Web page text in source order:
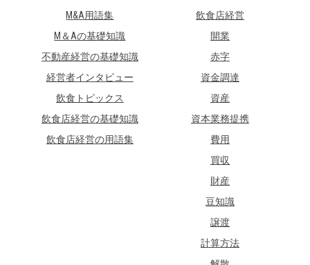
M&A用語集
M＆Aの基礎知識
不動産経営の基礎知識
経営者インタビュー
飲食トピックス
飲食店経営の基礎知識
飲食店経営の用語集
飲食店経営
開業
赤字
資金調達
資産
資本業務提携
費用
買収
財産
豆知識
譲渡
計算方法